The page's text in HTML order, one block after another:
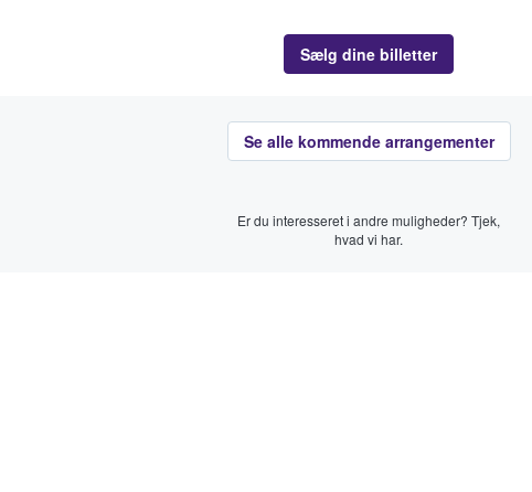
Sælg dine billetter
Se alle kommende arrangementer
Er du interesseret i andre muligheder? Tjek,
hvad vi har.